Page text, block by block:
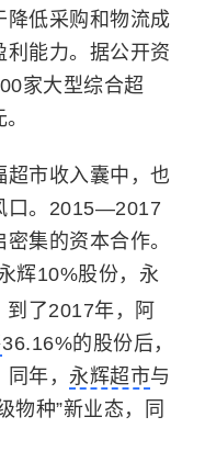
降低采购和物流成
能力。据公开资
家大型综合超
超市收入囊中，也
口。2015—2017
集的资本合作。
辉10%股份，永
到了2017年，阿
36.16%的股份后，
年， 永辉超市与
物种”新业态，同